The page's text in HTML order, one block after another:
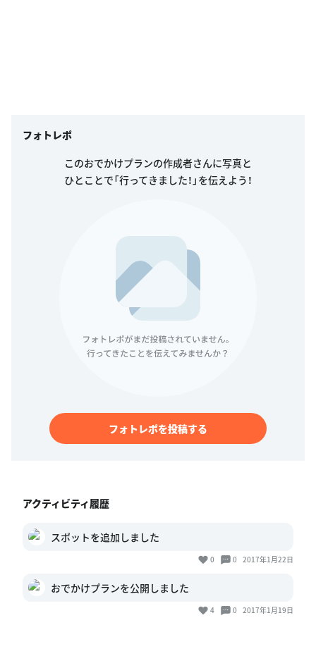
フォトレポ
このおでかけプランの作成者さんに写真と
ひとことで「行ってきました！」を伝えよう！
フォトレポを投稿する
アクティビティ履歴
スポットを追加しました
0 0 2017年1月22日
おでかけプランを公開しました
4 0 2017年1月19日